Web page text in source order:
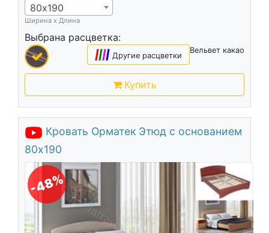
80х190
Ширина х Длина
Выбрана расцветка:
Вельвет какао
|||| Другие расцветки
Купить
Кровать Орматек Этюд с основанием
80х190
-48%